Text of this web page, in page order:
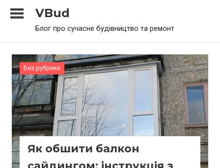
VBud
Блог про сучасне будівництво та ремонт
Без рубрики
Як обшити балкон